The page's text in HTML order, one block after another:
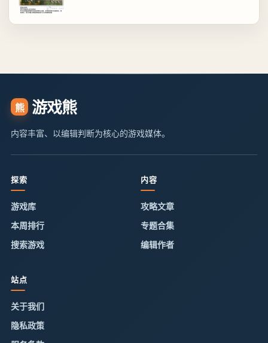
熊 游戏熊
内容丰富、以编辑判断为核心的游戏媒体。
探索
游戏库
本周排行
搜索游戏
内容
攻略文章
专题合集
编辑作者
站点
关于我们
隐私政策